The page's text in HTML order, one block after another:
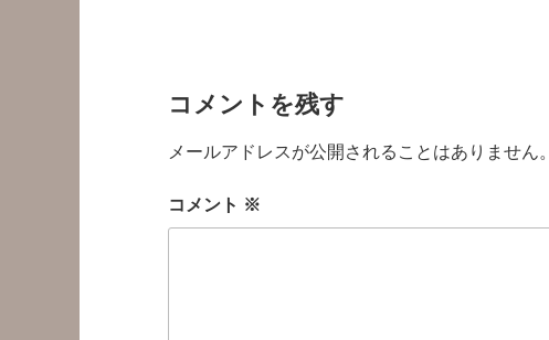
コメントを残す
メールアドレスが公開されることはありません。
コメント ※